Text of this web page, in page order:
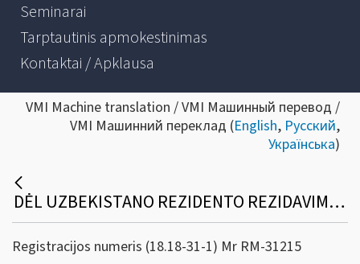
Seminarai
Tarptautinis apmokestinimas
Kontaktai / Apklausa
VMI Machine translation / VMI Машинный перевод /
VMI Машинний переклад (English, Русский,
Українська)
DĖL UZBEKISTANO REZIDENTO REZIDAVIMO VIETĄ PATVIRTINANČIOS PAŽYMOS
Registracijos numeris (18.18-31-1) Mr RM-31215